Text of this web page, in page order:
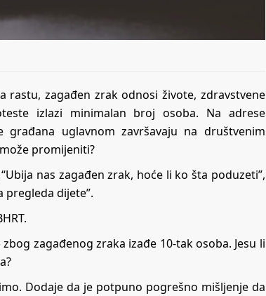
rastu, zagađen zrak odnosi živote, zdravstvene
izlazi minimalan broj osoba. Na adrese
uglavnom završavaju na društvenim
promijeniti?
nas zagađen zrak, hoće li ko šta poduzeti”,
pregleda dijete”.
.
zagađenog zraka izađe 10-tak osoba. Jesu li
Dodaje da je potpuno pogrešno mišljenje da